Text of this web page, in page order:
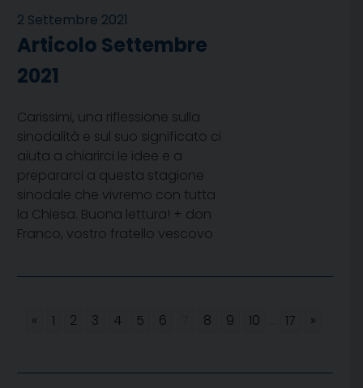
2 Settembre 2021
Articolo Settembre
2021
Carissimi, una riflessione sulla
sinodalità e sul suo significato ci
aiuta a chiarirci le idee e a
prepararci a questa stagione
sinodale che vivremo con tutta
la Chiesa. Buona lettura! + don
Franco, vostro fratello vescovo
« 1 2 3 4 5 6 8 9 10 17 »